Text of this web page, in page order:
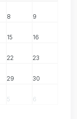
8 9
15 16
22 23
29 30
5 6